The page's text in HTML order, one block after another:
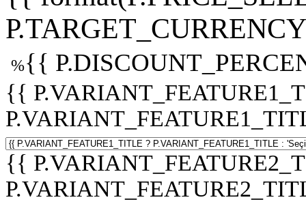
%{{
{{
{{